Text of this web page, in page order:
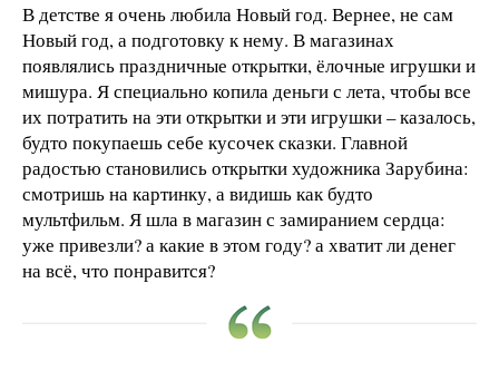
В детстве я очень любила Новый год. Вернее, не сам
Новый год, а подготовку к нему. В магазинах
появлялись праздничные открытки, ёлочные игрушки и
мишура. Я специально копила деньги с лета, чтобы все
их потратить на эти открытки и эти игрушки – казалось,
будто покупаешь себе кусочек сказки. Главной
радостью становились открытки художника Зарубина:
смотришь на картинку, а видишь как будто
мультфильм. Я шла в магазин с замиранием сердца:
уже привезли? а какие в этом году? а хватит ли денег
на всё, что понравится?